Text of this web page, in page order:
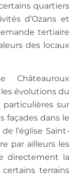
quartiers
d’Ozans et
tertiaire
des locaux
Châteauroux
évolutions du
sur
façades dans le
l’église Saint-
par ailleurs les
directement la
terrains